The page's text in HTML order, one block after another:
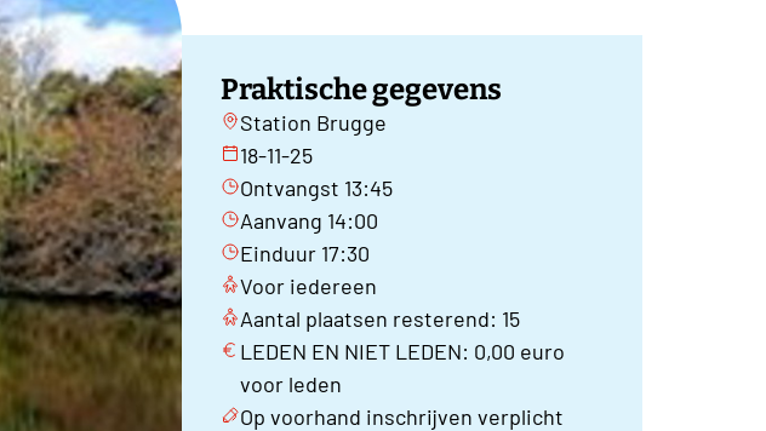
Praktische gegevens
Station Brugge
18-11-25
Ontvangst 13:45
Aanvang 14:00
Einduur 17:30
Voor iedereen
Aantal plaatsen resterend: 15
LEDEN EN NIET LEDEN: 0,00 euro
voor leden
Op voorhand inschrijven verplicht